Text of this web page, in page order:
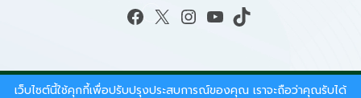
Facebook X Instagram YouTube TikTok
เว็บไซต์นี้ใช้คุกกี้เพื่อปรับปรุงประสบการณ์ของคุณ เราจะถือว่าคุณรับได้